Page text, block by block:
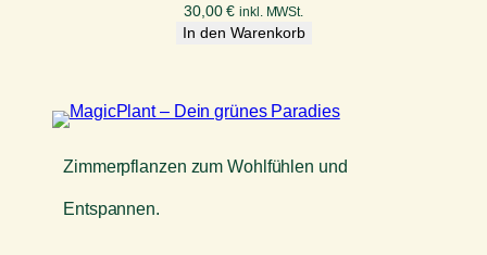
30,00€ inkl. MWSt.
In den Warenkorb
Zimmerpflanzen zum Wohlfühlen und
Entspannen.